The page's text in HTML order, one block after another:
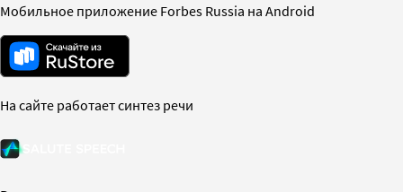
Мобильное приложение Forbes Russia на Android
На сайте работает синтез речи